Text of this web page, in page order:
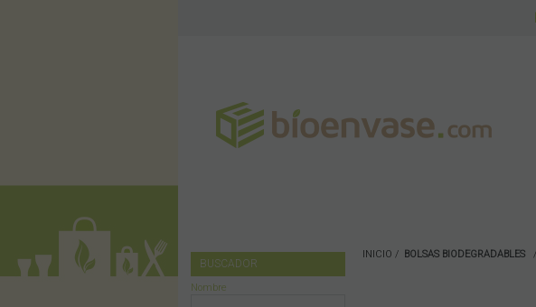
BUSCADOR
Nombre
INICIO BOLSAS BIODEGRADABLES